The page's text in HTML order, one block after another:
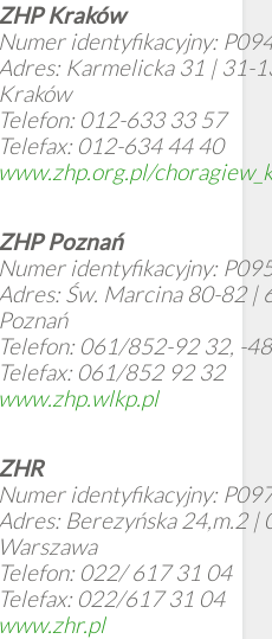
ZHP Kraków
Numer identyfikacyjny:
Adres: Karmelicka 31 | 31-
Kraków
Telefon: 012-633 33 57
Telefax: 012-634 44 40
www.zhp.org.pl/
ZHP Poznań
Numer identyfikacyjny:
Adres: Św. Marcina 80-82 |
Poznań
Telefon: 061/852-92 32, -
Telefax: 061/852 92 32
www.zhp.wlkp.pl
ZHR
Numer identyfikacyjny:
Adres: Berezyńska 24,m.2 |
Warszawa
Telefon: 022/ 617 31 04
Telefax: 022/617 31 04
www.zhr.pl